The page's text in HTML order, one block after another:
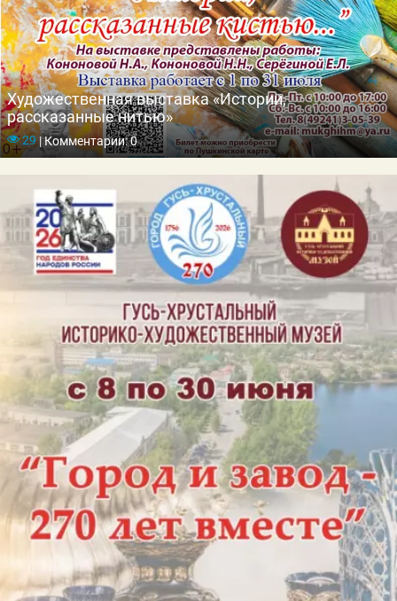
Художественная выставка «Истории,
рассказанные нитью»
29|Комментарии: 0